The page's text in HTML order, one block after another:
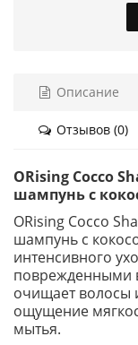
Описание
Отзывов (0)
ORising Cocco
шампунь с
ORising Cocco
шампунь с
интенсивного
поврежденными
очищает волосы
ощущение
мытья.